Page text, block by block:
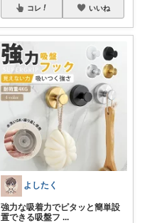
コレ いいね
よしたく
強力な吸着力でピタッと簡単設
置できる吸盤フ ...